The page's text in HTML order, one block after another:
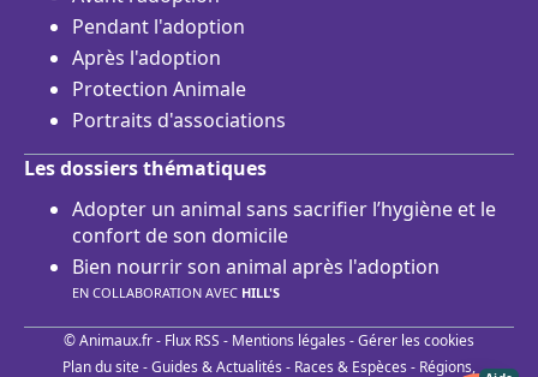
Pendant l'adoption
Après l'adoption
Protection Animale
Portraits d'associations
Les dossiers thématiques
Adopter un animal sans sacrifier l’hygiène et le
confort de son domicile
Bien nourrir son animal après l'adoption
EN COLLABORATION AVEC HILL'S
© Animaux.fr - Flux RSS - Mentions légales -Gérer les cookies
Plan du site-Guides & Actualités - Races & Espèces - Régions,